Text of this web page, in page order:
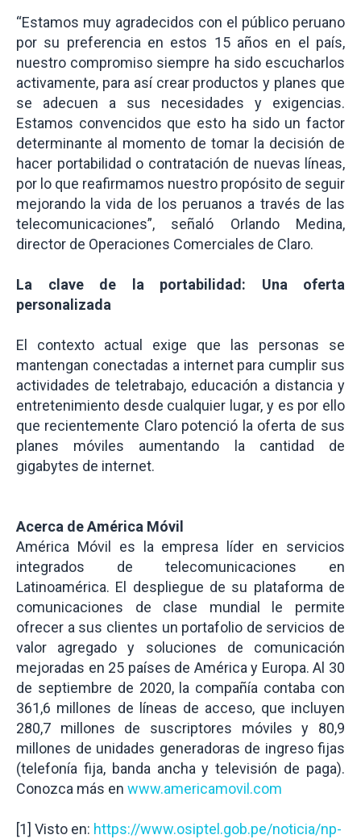
“Estamos muy agradecidos con el público peruano
por su preferencia en estos 15 años en el país,
nuestro compromiso siempre ha sido escucharlos
activamente, para así crear productos y planes que
se adecuen a sus necesidades y exigencias.
Estamos convencidos que esto ha sido un factor
determinante al momento de tomar la decisión de
hacer portabilidad o contratación de nuevas líneas,
por lo que reafirmamos nuestro propósito de seguir
mejorando la vida de los peruanos a través de las
telecomunicaciones”, señaló Orlando Medina,
director de Operaciones Comerciales de Claro.
La clave de la portabilidad: Una oferta
personalizada
El contexto actual exige que las personas se
mantengan conectadas a internet para cumplir sus
actividades de teletrabajo, educación a distancia y
entretenimiento desde cualquier lugar, y es por ello
que recientemente Claro potenció la oferta de sus
planes móviles aumentando la cantidad de
gigabytes de internet.
Acerca de América Móvil
América Móvil es la empresa líder en servicios
integrados de telecomunicaciones en
Latinoamérica. El despliegue de su plataforma de
comunicaciones de clase mundial le permite
ofrecer a sus clientes un portafolio de servicios de
valor agregado y soluciones de comunicación
mejoradas en 25 países de América y Europa. Al 30
de septiembre de 2020, la compañía contaba con
361,6 millones de líneas de acceso, que incluyen
280,7 millones de suscriptores móviles y 80,9
millones de unidades generadoras de ingreso fijas
(telefonía fija, banda ancha y televisión de paga).
Conozca más en www.americamovil.com
[1] Visto en: https://www.osiptel.gob.pe/noticia/np-